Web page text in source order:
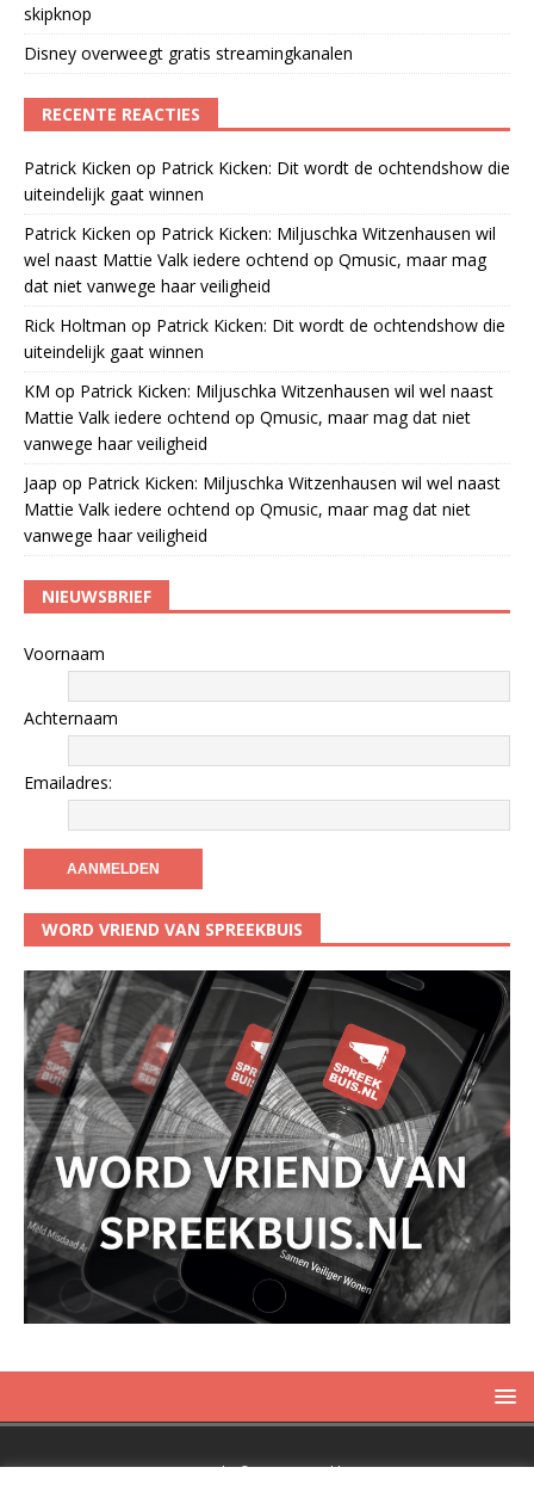
skipknop
Disney overweegt gratis streamingkanalen
RECENTE REACTIES
Patrick Kicken op Patrick Kicken: Dit wordt de ochtendshow die
uiteindelijk gaat winnen
Patrick Kicken op Patrick Kicken: Miljuschka Witzenhausen wil
wel naast Mattie Valk iedere ochtend op Qmusic, maar mag
dat niet vanwege haar veiligheid
Rick Holtman op Patrick Kicken: Dit wordt de ochtendshow die
uiteindelijk gaat winnen
KM op Patrick Kicken: Miljuschka Witzenhausen wil wel naast
Mattie Valk iedere ochtend op Qmusic, maar mag dat niet
vanwege haar veiligheid
Jaap op Patrick Kicken: Miljuschka Witzenhausen wil wel naast
Mattie Valk iedere ochtend op Qmusic, maar mag dat niet
vanwege haar veiligheid
NIEUWSBRIEF
Voornaam
Achternaam
Emailadres:
WORD VRIEND VAN SPREEKBUIS
Copyright © 2019 Spreekbuis